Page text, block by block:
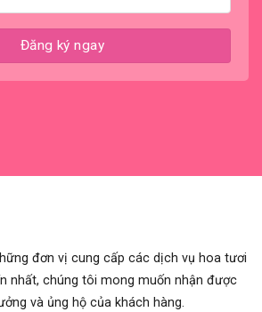
đơn vị cung cấp các dịch vụ hoa tươi
nhất, chúng tôi mong muốn nhận được
và ủng hộ của khách hàng.